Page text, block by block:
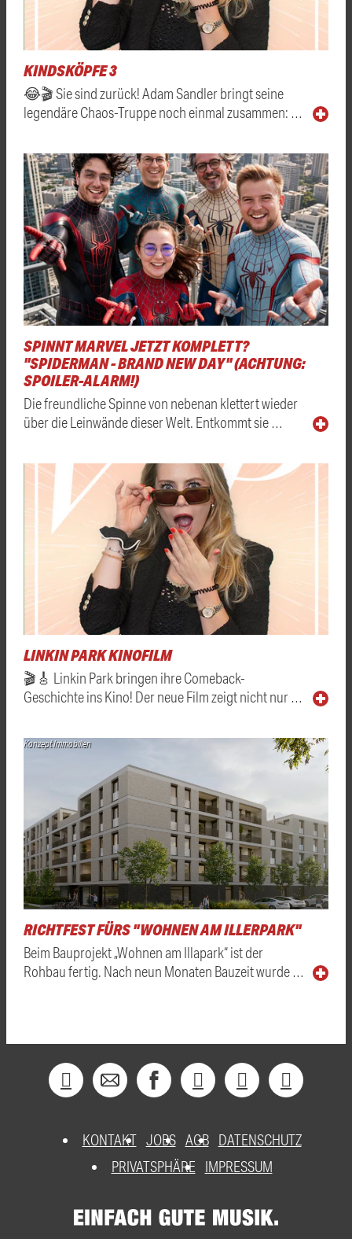
KINDSKÖPFE 3
😂🎬 Sie sind zurück! Adam Sandler bringt seine
legendäre Chaos-Truppe noch einmal zusammen: …
SPINNT MARVEL JETZT KOMPLETT?
"SPIDERMAN - BRAND NEW DAY" (ACHTUNG:
SPOILER-ALARM!)
Die freundliche Spinne von nebenan klettert wieder
über die Leinwände dieser Welt. Entkommt sie …
LINKIN PARK KINOFILM
🎬🎸 Linkin Park bringen ihre Comeback-
Geschichte ins Kino! Der neue Film zeigt nicht nur …
Konzept Immobilien
RICHTFEST FÜRS "WOHNEN AM ILLERPARK"
Beim Bauprojekt „Wohnen am Illapark“ ist der
Rohbau fertig. Nach neun Monaten Bauzeit wurde …
KONTAKT JOBS AGB DATENSCHUTZ
PRIVATSPHÄRE
IMPRESSUM